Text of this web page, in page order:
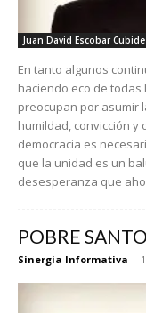
Juan David Escobar
En tanto algunos
haciendo eco de
preocupan por asumir
humildad, convicción y
democracia es
que la unidad es un
desesperanza que
POBRE
Sinergia Informativa -